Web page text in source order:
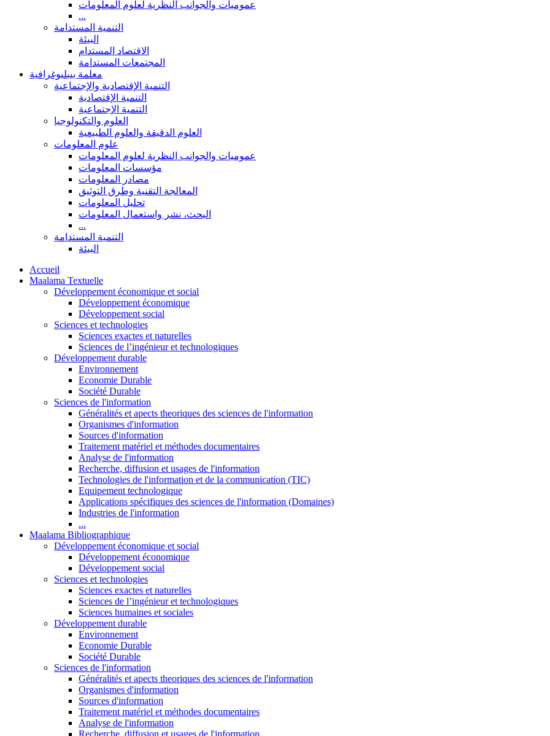
عموميات والجوانب النظرية لعلوم المعلومات
...
التنمية المستدامة
البيئة
الاقتصاد المستدام
المجتمعات المستدامة
معلمة بيبليوغرافية
التنمية الإقتصادية والإجتماعية
التنمية الإقتصادية
التنمية الإجتماعية
العلوم والتكنولوجيا
العلوم الدقيقة والعلوم الطبيعية
علوم المعلومات
عموميات والجوانب النظرية لعلوم المعلومات
مؤسسات المعلومات
مصادر المعلومات
المعالجة التقنية وطرق التوثيق
تحليل المعلومات
البحث، نشر واستعمال المعلومات
...
التنمية المستدامة
البيئة
Accueil
Maalama Textuelle
Développement économique et social
Développement économique
Développement social
Sciences et technologies
Sciences exactes et naturelles
Sciences de l’ingénieur et technologiques
Développement durable
Environnement
Economie Durable
Société Durable
Sciences de l'information
Généralités et apects theoriques des sciences de l'information
Organismes d'information
Sources d'information
Traitement matériel et méthodes documentaires
Analyse de l'information
Recherche, diffusion et usages de l'information
Technologies de l'information et de la communication (TIC)
Equipement technologique
Applications spécifiques des sciences de l'information (Domaines)
Industries de l'information
...
Maalama Bibliographique
Développement économique et social
Développement économique
Développement social
Sciences et technologies
Sciences exactes et naturelles
Sciences de l’ingénieur et technologiques
Sciences humaines et sociales
Développement durable
Environnement
Economie Durable
Société Durable
Sciences de l'information
Généralités et apects theoriques des sciences de l'information
Organismes d'information
Sources d'information
Traitement matériel et méthodes documentaires
Analyse de l'information